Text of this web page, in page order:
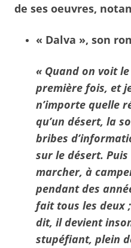
de ses oeuvres,
« Dalva », son
« Quand on voit
première fois, et
n’importe quelle
qu’un désert, la
bribes
sur le désert.
marcher, à
pendant des
fait tous les deux
dit, il devient
stupéfiant, plein